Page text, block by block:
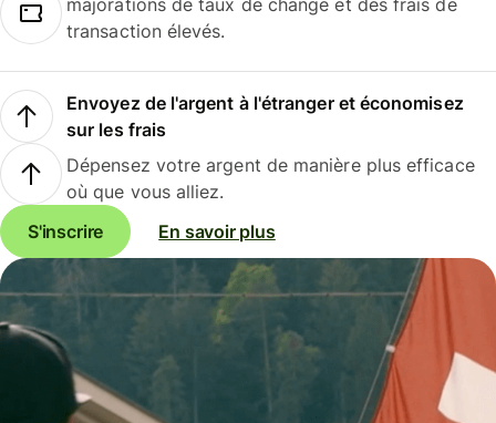
transaction élevés.
Envoyez de l'argent à l'étranger et économisez
sur les frais
Dépensez votre argent de manière plus efficace
où que vous alliez.
S'inscrire
En savoir plus